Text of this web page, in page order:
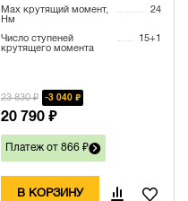
Max крутящий момент,
Нм
24
Число ступеней
крутящего момента
15+1
23 830 ₽ 3 040 ₽
20 790 ₽
Платеж от 866 ₽
В КОРЗИНУ